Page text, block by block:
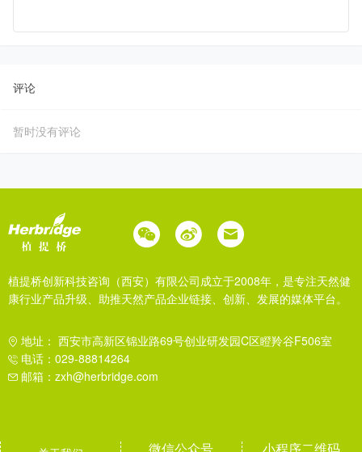
评论
暂时没有评论
植提桥创新科技咨询（西安）有限公司成立于2008年，是专注天然健
康行业产品升级、助推天然产品企业链接、创新、发展的媒体平台。
地址： 西安市高新区锦业路69号创业研发园C区瞪羚谷F506室
电话：029-88814264
邮箱：zxh@herbridge.com